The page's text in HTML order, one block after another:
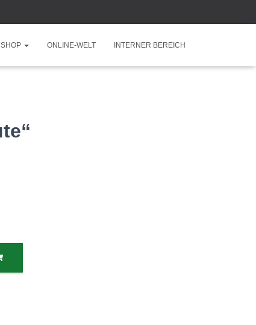
SHOP ONLINE-WELT INTERNER BEREICH